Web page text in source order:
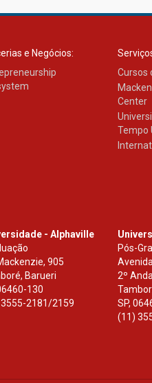
e Negócios:
Cursos
Center
Tempo
- Alphaville
905
Barueri
130
2181/2159
Pós-
2º
SP,
(11)